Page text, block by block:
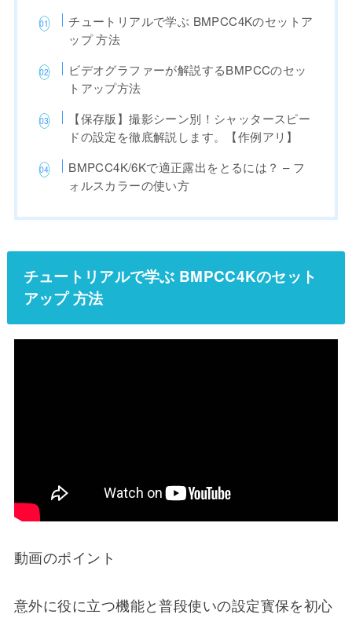
チュートリアルで学ぶ BMPCC4Kのセットア
ップ 方法
ビデオグラファーが解説するBMPCCのセッ
トアップ方法
【保存版】撮影シーン別！シャッタースピー
ドの設定を徹底解説します。【作例アリ】
BMPCC4K/6Kで適正露出をとるには？ – フ
ォルスカラーの使い方
チュートリアルで学ぶ BMPCC4Kのセット
アップ 方法
動画のポイント
意外に役に立つ機能と普段使いの設定寳保を初心